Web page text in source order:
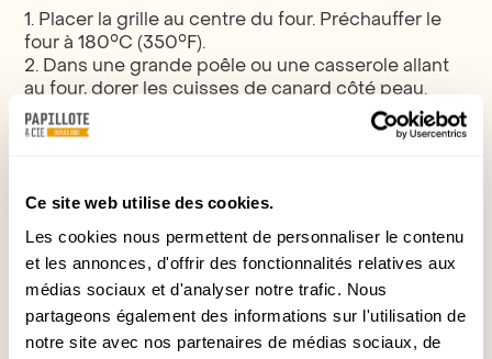
Ce site web utilise des cookies.
Les cookies nous permettent de personnaliser le contenu
et les annonces, d'offrir des fonctionnalités relatives aux
médias sociaux et d'analyser notre trafic. Nous
partageons également des informations sur l'utilisation de
notre site avec nos partenaires de médias sociaux, de
1. Placer la grille au centre du four. Préchauffer le
four à 180°C (350°F).
2. Dans une grande poêle ou une casserole allant
au four, dorer les cuisses de canard côté peau.
Retourner les cuisses. Retirer l’excédent de gras
dans la poêle si désiré. Saler et poivrer.
carotte et le laurier. Porter à ébullition. Couvrir et
cuire au four 1h30.
4. Retirer le couvercle et poursuivre la cuisson de
30 minutes à 1 heure où jusqu’à ce que la chair se
détache facilement de l’os.
5. Retirer le canard, la carotte et le laurier de la
poêle. Laisser tiédir et désosser le canard.